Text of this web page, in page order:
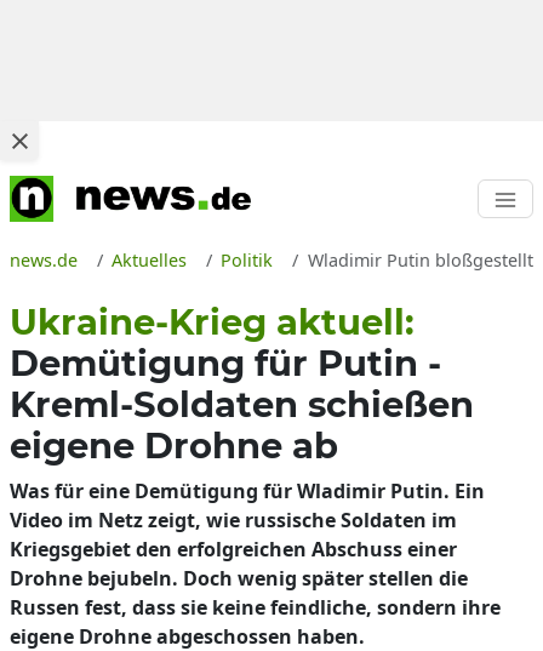
news.de Aktuelles Politik Wladimir Putin bloßgestellt
Ukraine-Krieg aktuell:
Demütigung für Putin -
Kreml-Soldaten schießen
eigene Drohne ab
Was für eine Demütigung für Wladimir Putin. Ein
Video im Netz zeigt, wie russische Soldaten im
Kriegsgebiet den erfolgreichen Abschuss einer
Drohne bejubeln. Doch wenig später stellen die
Russen fest, dass sie keine feindliche, sondern ihre
eigene Drohne abgeschossen haben.